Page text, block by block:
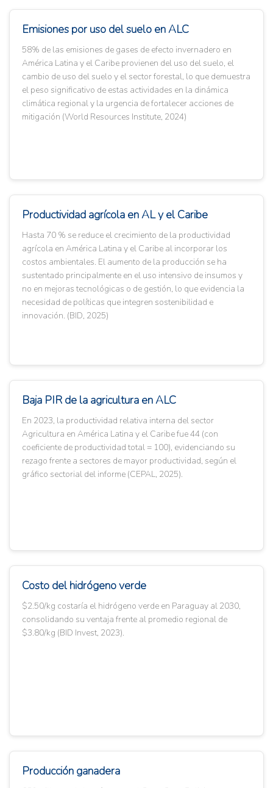
Emisiones por uso del suelo en ALC
58% de las emisiones de gases de efecto invernadero en
América Latina y el Caribe provienen del uso del suelo, el
cambio de uso del suelo y el sector forestal, lo que demuestra
el peso significativo de estas actividades en la dinámica
climática regional y la urgencia de fortalecer acciones de
mitigación (World Resources Institute, 2024)
Productividad agrícola en AL y el Caribe
Hasta 70 % se reduce el crecimiento de la productividad
agrícola en América Latina y el Caribe al incorporar los
costos ambientales. El aumento de la producción se ha
sustentado principalmente en el uso intensivo de insumos y
no en mejoras tecnológicas o de gestión, lo que evidencia la
necesidad de políticas que integren sostenibilidad e
innovación. (BID, 2025)
Baja PIR de la agricultura en ALC
En 2023, la productividad relativa interna del sector
Agricultura en América Latina y el Caribe fue 44 (con
coeficiente de productividad total = 100), evidenciando su
rezago frente a sectores de mayor productividad, según el
gráfico sectorial del informe (CEPAL, 2025).
Costo del hidrógeno verde
$2.50/kg costaría el hidrógeno verde en Paraguay al 2030,
consolidando su ventaja frente al promedio regional de
$3.80/kg (BID Invest, 2023).
Producción ganadera